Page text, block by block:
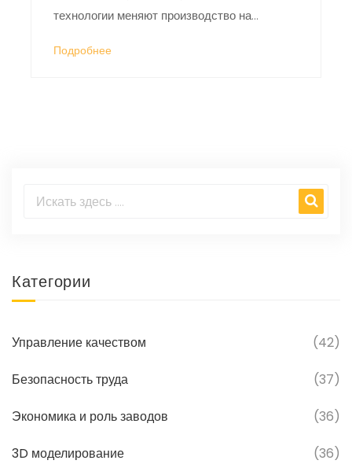
технологии меняют производство на
замена оборудования.
Подробнее
Категории
Управление качеством (42)
Безопасность труда (37)
Экономика и роль заводов (36)
3D моделирование (36)